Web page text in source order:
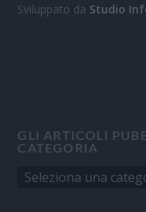
Sviluppato da Studio
GLI ARTICOLI
CATEGORIA